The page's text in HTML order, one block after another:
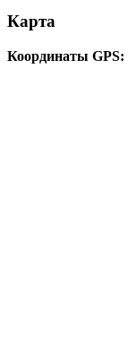
Карта
Координаты GPS: